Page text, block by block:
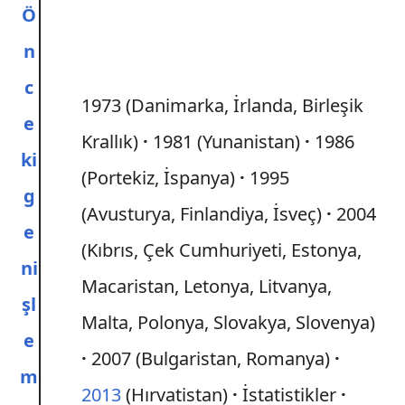
Ö
n
c
e
ki
g
e
ni
şl
e
m
1973 (Danimarka, İrlanda, Birleşik
Krallık)
1981 (Yunanistan)
1986
(Portekiz, İspanya)
1995
(Avusturya, Finlandiya, İsveç)
2004
(Kıbrıs, Çek Cumhuriyeti, Estonya,
Macaristan, Letonya, Litvanya,
Malta, Polonya, Slovakya, Slovenya)
2007 (Bulgaristan, Romanya)
2013(Hırvatistan) İstatistikler